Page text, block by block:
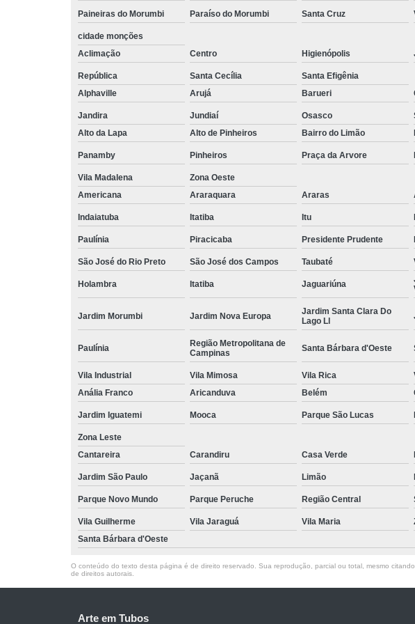
Paineiras do Morumbi Paraíso do Morumbi Santa Cruz
cidade monções
Aclimação
Centro Higienópolis
República Santa Cecília
Santa Efigênia
Alphaville
Arujá Barueri
Jandira Jundiaí Osasco
Alto da Lapa
Alto de Pinheiros Bairro do Limão
Panamby Pinheiros Praça da Arvore
Vila Madalena
Zona Oeste
Americana
Araraquara Araras
Indaiatuba Itatiba Itu
Paulínia Piracicaba Presidente Prudente
São José do Rio Preto São José dos Campos Taubaté
Holambra Itatiba Jaguariúna
Jardim Morumbi Jardim Nova Europa
Jardim Santa Clara Do
Lago Ll
Paulínia
Região Metropolitana de
Campinas
Santa Bárbara d'Oeste
Vila Industrial Vila Mimosa Vila Rica
Anália Franco
Aricanduva Belém
Jardim Iguatemi Mooca Parque São Lucas
Zona Leste
Cantareira
Carandiru Casa Verde
Jardim São Paulo Jaçanã Limão
Parque Novo Mundo Parque Peruche Região Central
Vila Guilherme Vila Jaraguá Vila Maria
Santa Bárbara d'Oeste
O conteúdo do texto desta página é de direito reservado. Sua reprodução, parcial ou total, mesmo
de direitos autorais
Arte em Tubos